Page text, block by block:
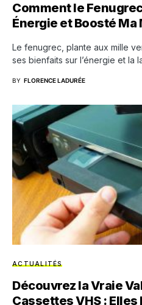
Comment le
Énergie et Boosté Ma
Le fenugrec, plante aux mille
ses bienfaits sur l’énergie et la
BY FLORENCE LADURÉE
ACTUALITÉS
Découvrez la Vraie
Cassettes VHS :